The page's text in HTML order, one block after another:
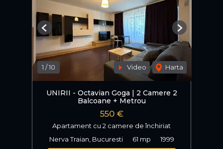
1 /10 Video Harta
Previous Next
UNIRII - Octavian Goga | 2 Camere 2
Balcoane + Metrou
550 €
Apartament cu 2 camere de închiriat
Nerva Traian, Bucuresti
61 mp 1999